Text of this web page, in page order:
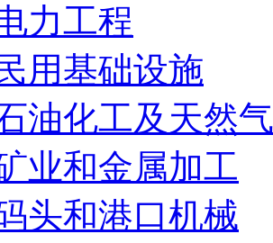
力工程
用基础设施
油化工及天然气
业和金属加工
头和港口机械